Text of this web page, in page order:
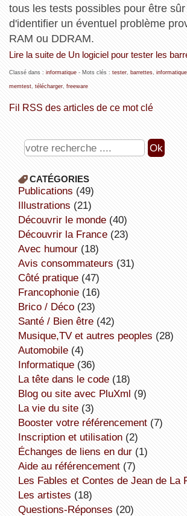
tous les tests possibles pour être
d'identifier un éventuel problème
RAM ou DDRAM.
Lire la suite de Un logiciel pour tester les
Classé dans : informatique- Mots clés : tester, barrettes, informatique,
memtest, télécharger, freeware
Fil RSS des articles de ce mot clé
CATÉGORIES
publications (49)
illustrations (21)
découvrir le monde(40)
découvrir la France(23)
avec humour(18)
avis consommateurs (31)
côté pratique(47)
Francophonie(16)
Brico / Déco(23)
Santé / Bien être(42)
Musique,TV et autres peoples (28)
Automobile(4)
informatique(36)
la tête dans le code(18)
Blog ou site avec PluXml (9)
la vie du site(3)
booster votre référencement(7)
inscription et utilisation(2)
échanges de liens en dur(1)
aide au référencement(7)
Les Fables et Contes de Jean de La
Les artistes (18)
Questions-Réponses (20)